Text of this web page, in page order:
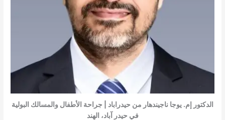
الدكتور إم. يوجا ناجيندهار من حيدراباد | جراحة الأطفال والمسالك البولية
في حيدر آباد، الهند